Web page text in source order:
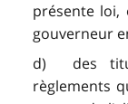
présente
gouverneur
d) des
règlements